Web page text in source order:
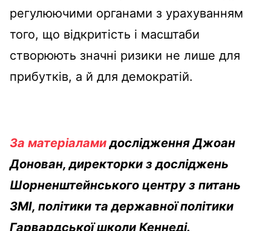
регулюючими органами з урахуванням
того, що відкритість і масштаби
створюють значні ризики не лише для
прибутків, а й для демократій.
За матеріаламидослідження Джоан
Донован, директорки з досліджень
Шорненштейнського центру з питань
ЗМІ, політики та державної політики
Гарвардської школи Кеннеді.